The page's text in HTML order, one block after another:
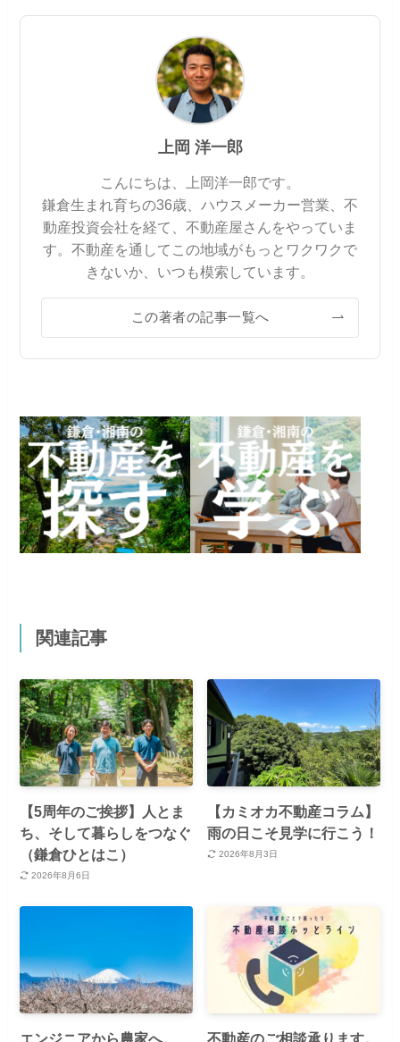
上岡 洋一郎
こんにちは、上岡洋一郎です。
鎌倉生まれ育ちの36歳、ハウスメーカー営業、不
動産投資会社を経て、不動産屋さんをやっていま
す。不動産を通してこの地域がもっとワクワクで
きないか、いつも模索しています。
この著者の記事一覧へ
関連記事
【5周年のご挨拶】人とま
ち、そして暮らしをつなぐ
（鎌倉ひとはこ）
2026年8月6日
【カミオカ不動産コラム】
雨の日こそ見学に行こう！
2026年8月3日
エンジニアから農家へ。 不動産のご相談承ります。